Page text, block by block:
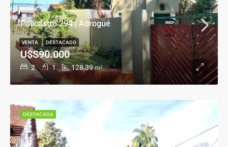
Policastro 294 | Adrogué
2 1 128,39 m²
U$S90.000
VENTA DESTACADO
DESTACADA